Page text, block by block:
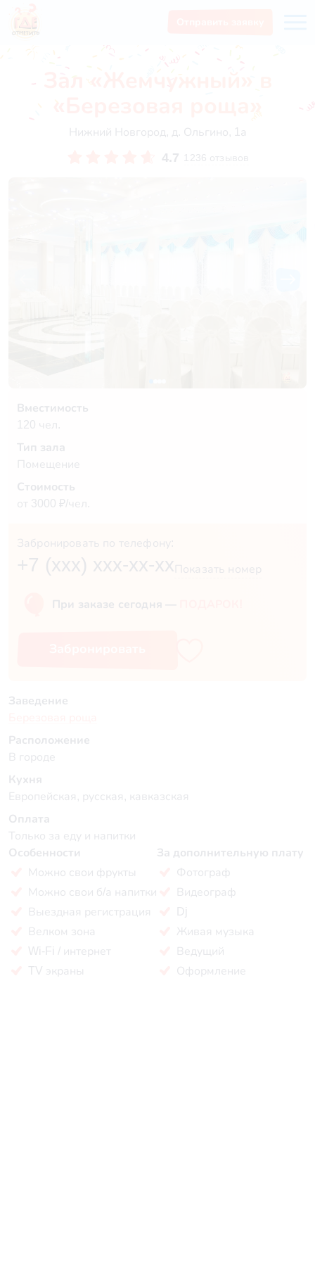
Зал «Жемчужный» в
«Березовая роща»
Нижний Новгород, д. Ольгино, 1а
4.7 1236 отзывов
Вместимость
120 чел.
Тип зала
Помещение
Стоимость
от 3000 ₽/чел.
Забронировать по телефону:
+7 (xxx) xxx-xx-xx Показать номер
При заказе сегодня —
Заведение
Расположение
В городе
Кухня
Европейская, русская, кавказская
Оплата
Только за еду и напитки
Особенности
Можно свои фрукты
Можно свои б/а напитки
Выездная регистрация
Велком зона
Wi-Fi / интернет
TV экраны
За дополнительную плату
Фотограф
Видеограф
Dj
Живая музыка
Ведущий
Оформление